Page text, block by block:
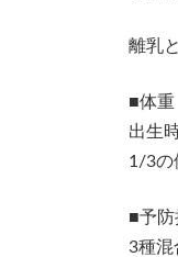
離乳
■体重
出生
1/3の
■予防
3種混